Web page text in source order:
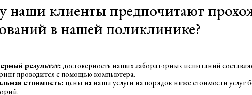
наши клиенты предпочитают
в нашей поликлинике?
результат:достоверность наших лабораторных испытаний
проводится с помощью компьютера.
стоимость: цены на наши услуги на порядок ниже стоимости услуг